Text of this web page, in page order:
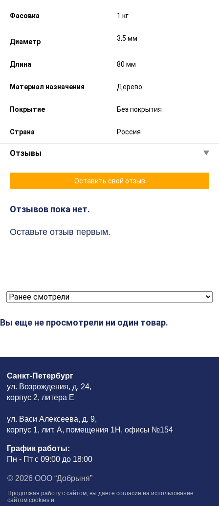
Фасовка 1 кг
Диаметр 3,5 мм
Длина 80 мм
Материал назначения Дерево
Покрытие Без покрытия
Страна Россия
Отзывы
Оставить свой отзыв
Отзывов пока нет.
Оставьте отзыв первым.
Вы еще не просмотрели ни один товар.
Санкт-Петербург
ул. Возрождения, д. 24,
корпус 2, литера Е
ул. Васи Алексеева, д. 9,
корпус 1, лит. А, помещения 1H, офисы №154
График работы:
Пн - Пт с 09:00 до 18:00
© 2026 ООО “Добрыня”
Продолжая работу с сайтом, вы даете согласие на использование
сайтом cookies и